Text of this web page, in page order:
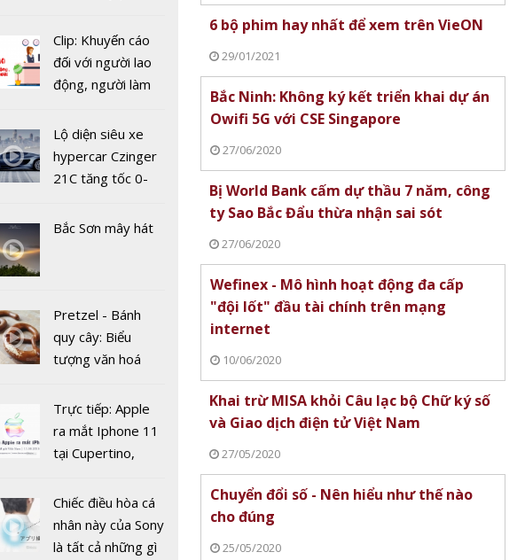
hình Việt Nam
Pvoil Cup 2021”
Đạo diễn James
phim tỷ đô
Bộ phim siêu anh
Clip: Khuyến cáo
đối với người lao
động, người làm
hàng tại khu dịch
vụ trong dịch
Covid-19
Lộ diện siêu xe
hypercar Czinger
21C tăng tốc 0-
2 giây
Bắc Sơn mây hát
Pretzel - Bánh
quy cây: Biểu
tượng văn hoá
tranh cãi về nguồn
gốc
Trực tiếp: Apple
ra mắt Iphone 11
tại Cupertino,
Chiếc điều hòa cá
nhân này của Sony
là tất cả những gì
6 bộ phim hay nhất để xem trên VieON
29/01/2021
Bắc Ninh: Không ký kết triển khai dự án
Owifi 5G với CSE Singapore
27/06/2020
Bị World Bank cấm dự thầu 7 năm, công
ty Sao Bắc Đẩu thừa nhận sai sót
27/06/2020
Wefinex - Mô hình hoạt động đa cấp
"đội lốt" đầu tài chính trên mạng
internet
10/06/2020
Khai trừ MISA khỏi Câu lạc bộ Chữ ký số
và Giao dịch điện tử Việt Nam
27/05/2020
Chuyển đổi số - Nên hiểu như thế nào
cho đúng
25/05/2020